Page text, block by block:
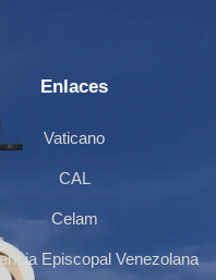
Enlaces
Vaticano
CAL
Celam
Episcopal Venezolana